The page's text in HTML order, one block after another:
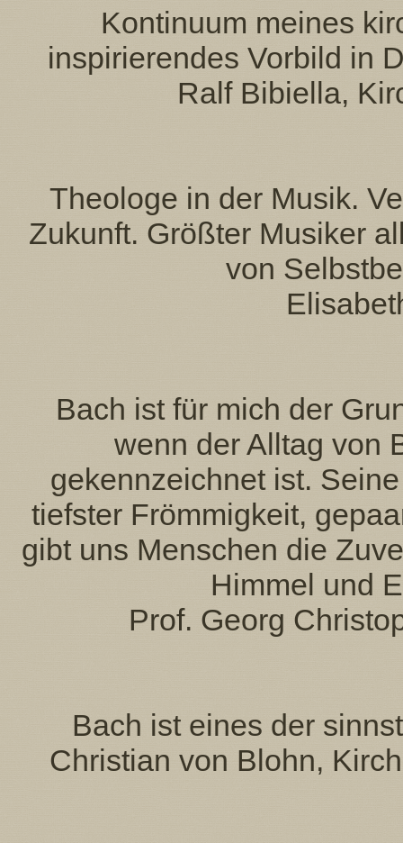
Kontinuum meines
inspirierendes Vorbild in
Ralf Bibiella,
Theologe in der Musik.
Zukunft. Größter Musiker
von
Bach ist für mich der
wenn der Alltag von
gekennzeichnet ist.
tiefster Frömmigkeit,
gibt uns Menschen die
Himmel und
Prof. Georg
Bach ist eines der
Christian von Blohn,